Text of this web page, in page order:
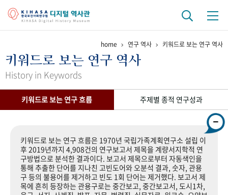
걸어온 길 기관 변천사 역대 기관장
연구 역사
기록물 아카이브
사진 아카이브 문서 기록물 행정박물 영상 기록물
home 연구 역사 키워드로 보는 연구 역사
키워드로 보는 연구 역사
History in Keywords
키워드로 보는 연구 흐름 주제별 종적 연구성과
키워드로 보는 연구 흐름은 1970년 국립가족계획연구소 설립 이
후 2019년까지 4,908건의 연구보고서 제목을 계량서지학적 연
구방법으로 분석한 결과이다. 보고서 제목으로부터 자동색인을
통해 추출한 단어를 지나친 고빈도어와 오분석 결과, 숫자, 관용
구 등의 불용어를 제거하고 빈도 1회 단어는 제거했다. 보고서 제
목에 흔히 등장하는 관용구로는 중간보고, 중간보고서, 도시1차,